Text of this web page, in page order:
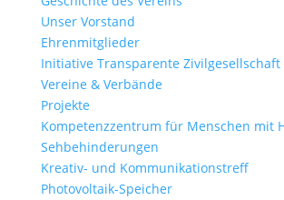
Unser Vorstand
Ehrenmitglieder
Initiative Transparente Zivilgesellschaft
Vereine & Verbände
Projekte
Kompetenzzentrum für Menschen mit
Sehbehinderungen
Kreativ- und Kommunikationstreff
Photovoltaik-Speicher